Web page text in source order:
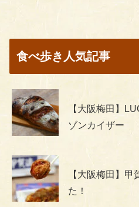
食べ歩き人気記事
【大阪梅田】
ゾンカイザー
【大阪梅田】
た！